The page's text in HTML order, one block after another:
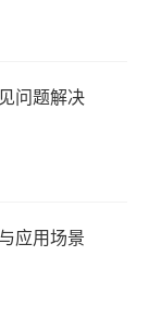
问题解决
应用场景